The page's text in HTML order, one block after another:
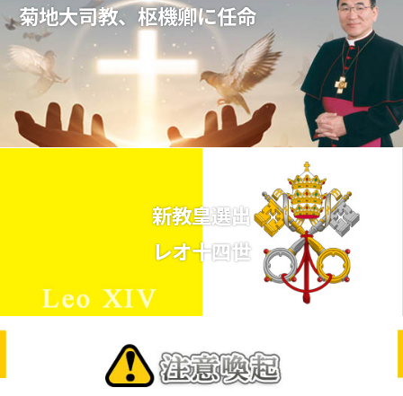
菊地大司教、枢機卿に任命
新教皇選出
レオ十四世